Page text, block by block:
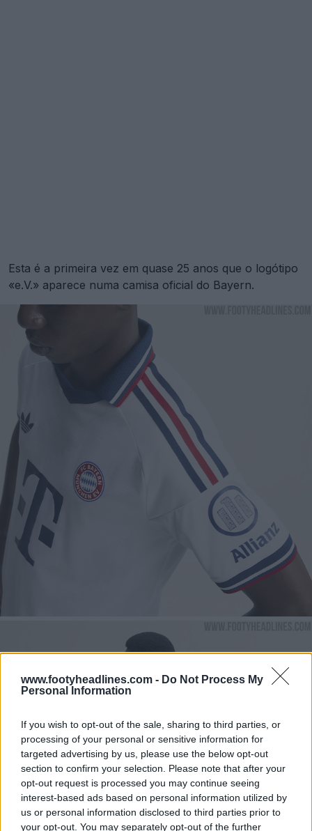
www.footyheadlines.com - Do Not Process My
Personal Information
If you wish to opt-out of the sale, sharing to third parties, or
processing of your personal or sensitive information for
targeted advertising by us, please use the below opt-out
section to confirm your selection. Please note that after your
opt-out request is processed you may continue seeing
interest-based ads based on personal information utilized by
us or personal information disclosed to third parties prior to
your opt-out. You may separately opt-out of the further
Esta é a primeira vez em quase 25 anos que o logótipo
«e.V.» aparece numa camisa oficial do Bayern.